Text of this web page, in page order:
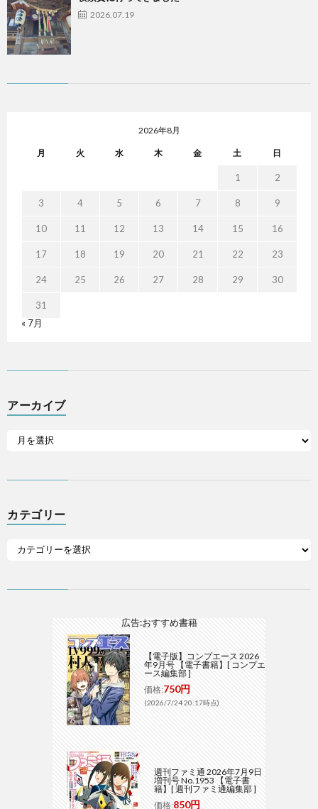
2026.07.19
2026年8月
月 火 水 木 金 土 日
1 2
3 4 5 6 7 8 9
10 11 12 13 14 15 16
17 18 19 20 21 22 23
24 25 26 27 28 29 30
31
« 7月
アーカイブ
カテゴリー
広告:おすすめ書籍
【電子版】コンプエース 2026
年9月号 【電子書籍】[ コンプエ
ース編集部 ]
価格:750円
(2026/7/24 20:17時点)
週刊ファミ通 2026年7月9日
増刊号 No.1953 【電子書
籍】[ 週刊ファミ通編集部 ]
価格:850円